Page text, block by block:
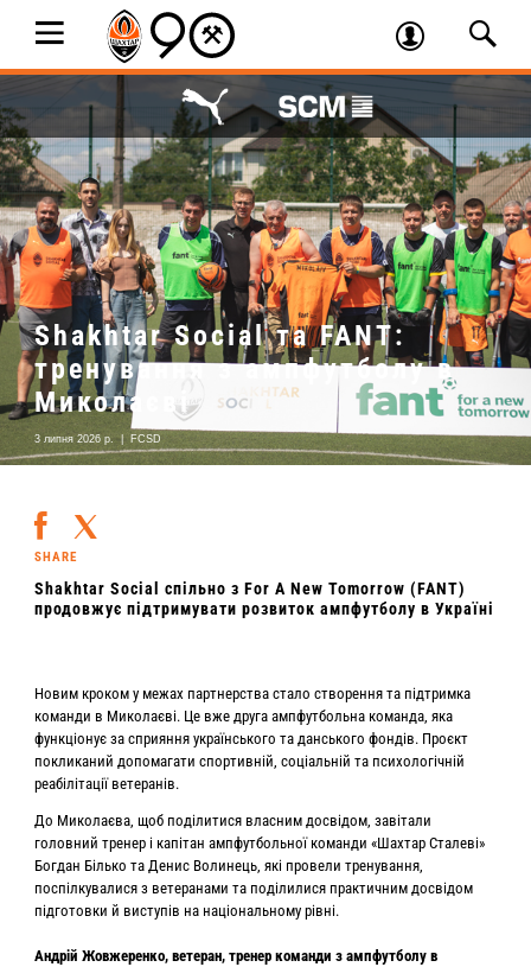
Shakhtar Social та FANT:
тренування з ампфутболу в
Миколаєві
3 липня 2026 р. FCSD
SHARE
Shakhtar Social спільно з For A New Tomorrow (FANT)
продовжує підтримувати розвиток ампфутболу в Україні
Новим кроком у межах партнерства стало створення та підтримка
команди в Миколаєві. Це вже друга ампфутбольна команда, яка
функціонує за сприяння українського та данського фондів. Проєкт
покликаний допомагати спортивній, соціальній та психологічній
реабілітації ветеранів.
До Миколаєва, щоб поділитися власним досвідом, завітали
головний тренер і капітан ампфутбольної команди «Шахтар Сталеві»
Богдан Білько та Денис Волинець, які провели тренування,
поспілкувалися з ветеранами та поділилися практичним досвідом
підготовки й виступів на національному рівні.
Андрій Жовжеренко, ветеран, тренер команди з ампфутболу в